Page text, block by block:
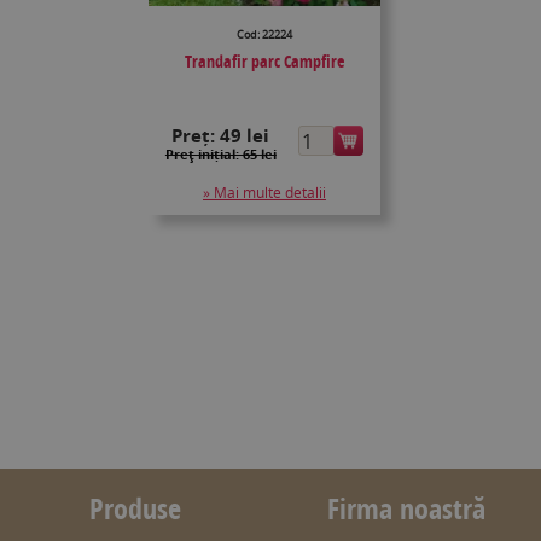
Cod: 22224
Trandafir parc Campfire
Preț:49 lei
Preţ inițial: 65 lei
» Mai multe detalii
Produse Firma noastră